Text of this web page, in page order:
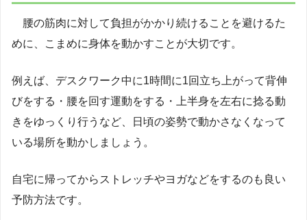
腰の筋肉に対して負担がかかり続けることを避けるた
めに、こまめに身体を動かすことが大切です。
例えば、デスクワーク中に1時間に1回立ち上がって背伸
びをする・腰を回す運動をする・上半身を左右に捻る動
きをゆっくり行うなど、日頃の姿勢で動かさなくなって
いる場所を動かしましょう。
自宅に帰ってからストレッチやヨガなどをするのも良い
予防方法です。